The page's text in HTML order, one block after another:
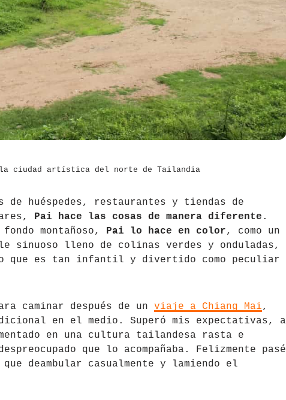
la ciudad artística del norte de Tailandia
huéspedes, restaurantes y tiendas de
Pai hace las cosas de manera diferente .
montañoso,
Pai lo hace en color, como un
lleno de colinas verdes y onduladas,
que es tan infantil y divertido como peculiar
caminar después de un viaje a Chiang Mai,
en el medio. Superó mis expectativas, a
en una cultura tailandesa rasta e
que lo acompañaba. Felizmente pasé
deambular casualmente y lamiendo el